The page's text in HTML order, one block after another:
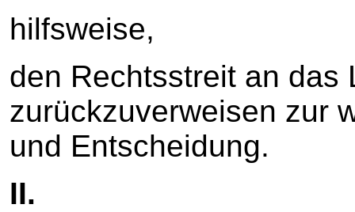
hilfsweise,
den Rechtsstreit an das
zurückzuverweisen zur
und Entscheidung.
II.